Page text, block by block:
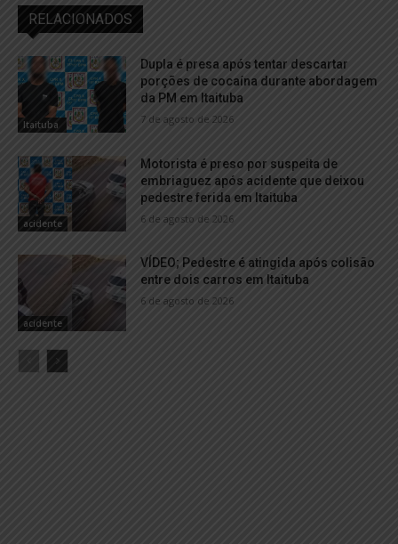
RELACIONADOS
Itaituba
Dupla é presa após tentar descartar
porções de cocaína durante abordagem
da PM em Itaituba
7 de agosto de 2026
acidente
Motorista é preso por suspeita de
embriaguez após acidente que deixou
pedestre ferida em Itaituba
6 de agosto de 2026
acidente
VÍDEO; Pedestre é atingida após colisão
entre dois carros em Itaituba
6 de agosto de 2026